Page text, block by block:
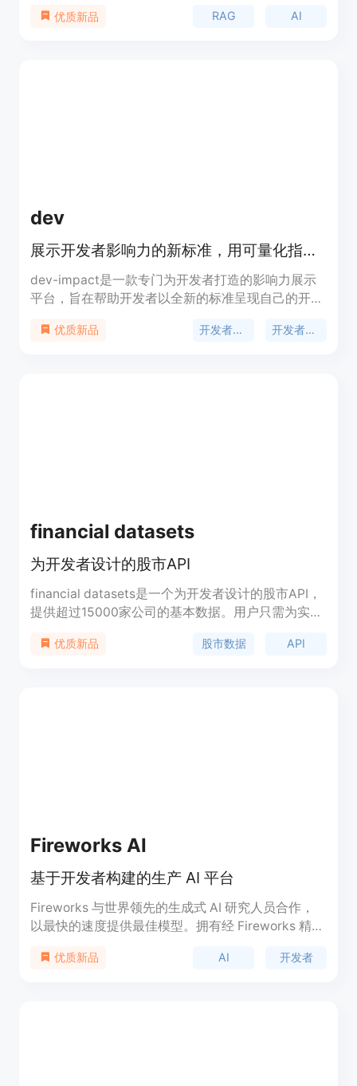
式AI应用。Ragie具备高级功能，如LLM重排、摘要
优质新品 RAG AI
dev
展示开发者影响力的新标准，用可量化指标创建漂亮、可分享的开发者简介。
dev-impact是一款专门为开发者打造的影响力展示
平台，旨在帮助开发者以全新的标准呈现自己的开发
和实际证据展示开发者的真实影响力，而非简单的要
优质新品 开发者作品集 开发者简历
financial datasets
为开发者设计的股市API
financial datasets是一个为开发者设计的股市API，
提供超过15000家公司的基本数据。用户只需为实际
制。优质新品 股市数据 API
Fireworks AI
基于开发者构建的生产 AI 平台
Fireworks 与世界领先的生成式 AI 研究人员合作，
以最快的速度提供最佳模型。拥有经 Fireworks 精心
支持。定位为最快速且最可靠的 AI 平台。
优质新品 AI 开发者